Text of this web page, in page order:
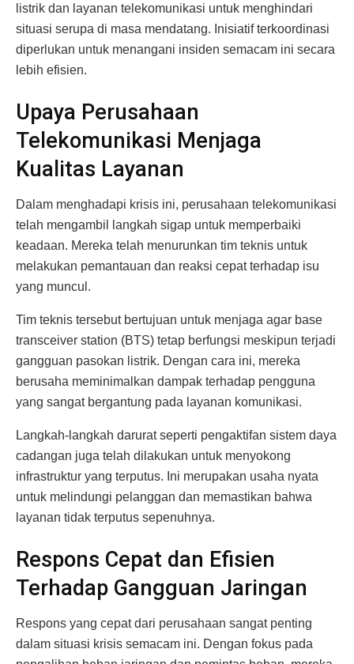
listrik dan layanan telekomunikasi untuk menghindari
situasi serupa di masa mendatang. Inisiatif terkoordinasi
diperlukan untuk menangani insiden semacam ini secara
lebih efisien.
Upaya Perusahaan
Telekomunikasi Menjaga
Kualitas Layanan
Dalam menghadapi krisis ini, perusahaan telekomunikasi
telah mengambil langkah sigap untuk memperbaiki
keadaan. Mereka telah menurunkan tim teknis untuk
melakukan pemantauan dan reaksi cepat terhadap isu
yang muncul.
Tim teknis tersebut bertujuan untuk menjaga agar base
transceiver station (BTS) tetap berfungsi meskipun terjadi
gangguan pasokan listrik. Dengan cara ini, mereka
berusaha meminimalkan dampak terhadap pengguna
yang sangat bergantung pada layanan komunikasi.
Langkah-langkah darurat seperti pengaktifan sistem daya
cadangan juga telah dilakukan untuk menyokong
infrastruktur yang terputus. Ini merupakan usaha nyata
untuk melindungi pelanggan dan memastikan bahwa
layanan tidak terputus sepenuhnya.
Respons Cepat dan Efisien
Terhadap Gangguan Jaringan
Respons yang cepat dari perusahaan sangat penting
dalam situasi krisis semacam ini. Dengan fokus pada